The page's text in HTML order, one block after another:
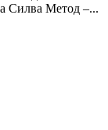
Силва Метод –...